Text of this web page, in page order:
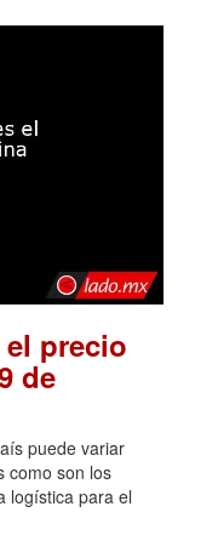
precio
de
puede variar
como son los
logística para el